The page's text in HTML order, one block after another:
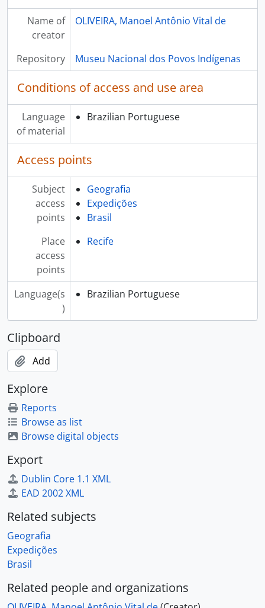
Name of
creator
OLIVEIRA, Manoel Antônio Vital de
Repository Museu Nacional dos Povos Indígenas
Conditions of access and use area
Language
of material
Brazilian Portuguese
Access points
Subject
access
points
Geografia
Expedições
Brasil
Place
access
points
Recife
Language(s
)
Brazilian Portuguese
Clipboard
Add
Explore
Reports
Browse as list
Browse digital objects
Export
Dublin Core 1.1 XML
EAD 2002 XML
Related subjects
Geografia
Expedições
Brasil
Related people and organizations